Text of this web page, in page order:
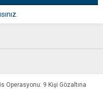
Operasyonu: 9 Kişi Gözaltına